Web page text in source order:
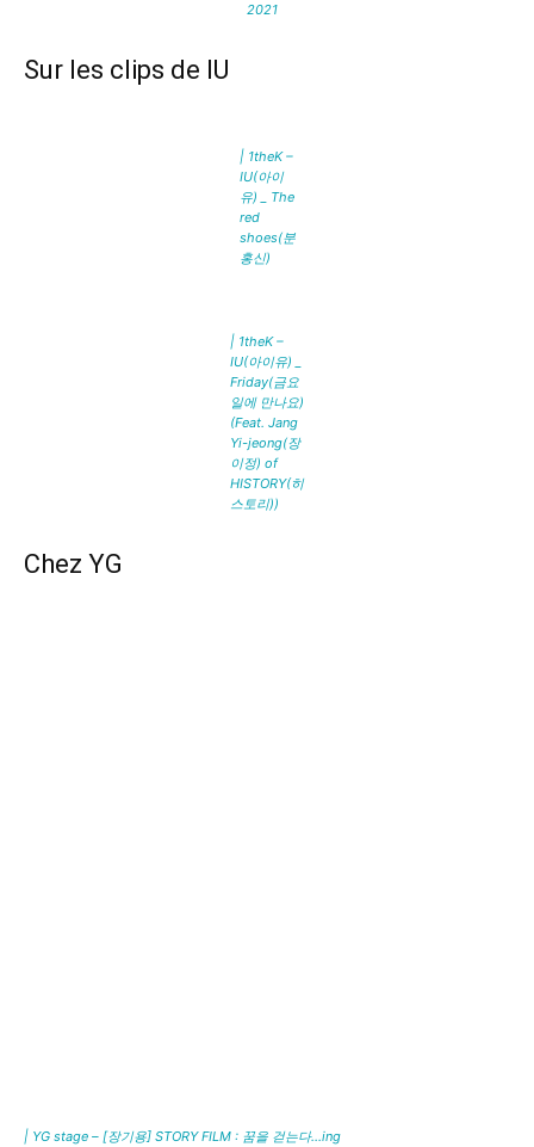
2021
Sur les clips de IU
| 1theK –
IU(아이
유) _ The
red
shoes(분
홍신)
| 1theK –
IU(아이유) _
Friday(금요
일에 만나요)
(Feat. Jang
Yi-jeong(장
이정) of
HISTORY(히
스토리))
Chez YG
| YG stage – [장기용] STORY FILM : 꿈을 걷는다…ing